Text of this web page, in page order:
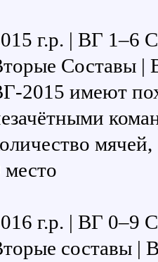
г.р. | ВГ 1–6
Составы |
2015 имеют
мячей,
место
г.р. | ВГ 0–9
составы |